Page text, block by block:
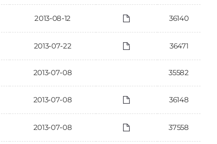
2013-08-12 36140
2013-07-22 36471
2013-07-08 35582
2013-07-08 36148
2013-07-08 37558